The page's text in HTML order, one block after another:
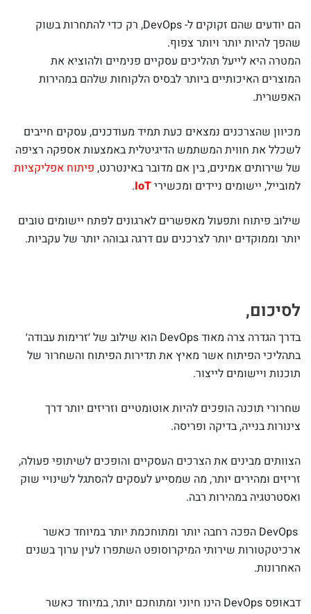
הם יודעים שהם זקוקים ל- DevOps, רק כדי להתחרות בשוק
שהפך להיות יותר ויותר צפוף.
המטרה היא לייעל תהליכים עסקיים פנימיים ולהוציא את
המוצרים האיכותיים ביותר לבסיס הלקוחות שלהם במהירות
האפשרית.
מכיוון שהצרכנים נמצאים כעת תמיד מעודכנים, עסקים חייבים
לשכלל את חווית המשתמש הדיגיטלית באמצעות אספקה רציפה
של שירותים אמינים, בין אם מדובר באינטרנט, פיתוח אפליקציות
למובייל, יישומים ניידים ומכשיריIoT
.
שילוב פיתוח ותפעול מאפשרים לארגונים לפתח יישומים טובים
יותר וממוקדים יותר לצרכנים עם דרגה גבוהה יותר של עקביות.
לסיכום,
בדרך הגדרה צרה מאוד DevOps הוא שילוב של ׳זרימות עבודה׳
בתהליכי הפיתוח אשר מאיץ את תדירות הפיתוח והשחרור של
תוכנות ויישומים לייצור.
שחרורי תוכנה הופכים להיות אוטומטיים וזריזים יותר דרך
צינורות בנייה, בדיקה ופריסה.
הצוותים מבינים את הצרכים העסקיים והופכים לשיתופי פעולה,
זריזים ומהירים יותר, מה שמסייע לעסקים להסתגל לשינויי שוק
ואסטרטגיה במהירות רבה.
DevOps הפכה רחבה יותר ומתוחכמת יותר במיוחד כאשר
ארכיטקטורות שירותי המיקרוסופט השתפרו לעין ערוך בשנים
האחרונות.
דבאופס DevOps הינו חיוני ומתוחכם יותר, במיוחד כאשר